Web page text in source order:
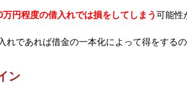
万円程度の借入れでは損をしてしまう可能性
れであれば借金の一本化によって得をするの
ン